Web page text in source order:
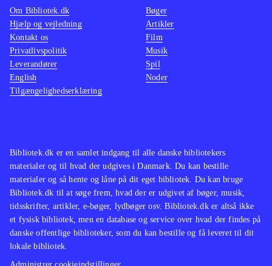
Bibliotek.dk er en samlet indgang til alle danske bibliotekers
materialer og til hvad der udgives i Danmark. Du kan bestille
materialer og så hente og låne på dit eget bibliotek. Du kan bruge
Bibliotek.dk til at søge frem, hvad der er udgivet af bøger, musik,
tidsskrifter, artikler, e-bøger, lydbøger osv. Bibliotek.dk er altså ikke
et fysisk bibliotek, men en database og service over hvad der findes på
danske offentlige biblioteker, som du kan bestille og få leveret til dit
lokale bibliotek.
Om Bibliotek.dk
Hjælp og vejledning
Kontakt os
Privatlivspolitik
Leverandører
English
Tilgængelighedserklæring
Bøger
Artikler
Film
Musik
Spil
Noder